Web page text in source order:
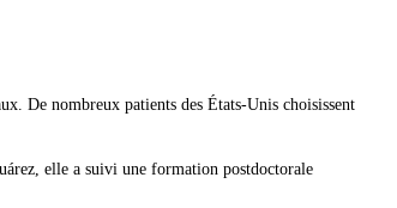
De nombreux patients des États-Unis choisissent
elle a suivi une formation postdoctorale